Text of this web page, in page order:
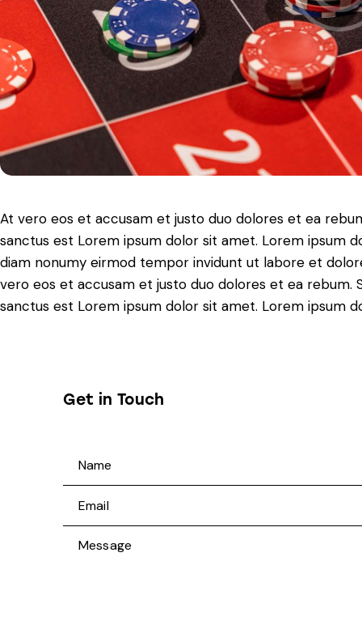
At vero eos et accusam et justo duo dolores et ea
sanctus est Lorem ipsum dolor sit amet. Lorem ipsum
diam nonumy eirmod tempor invidunt ut labore et
vero eos et accusam et justo duo dolores et ea rebum.
sanctus est Lorem ipsum dolor sit amet. Lorem ipsum
Get in Touch